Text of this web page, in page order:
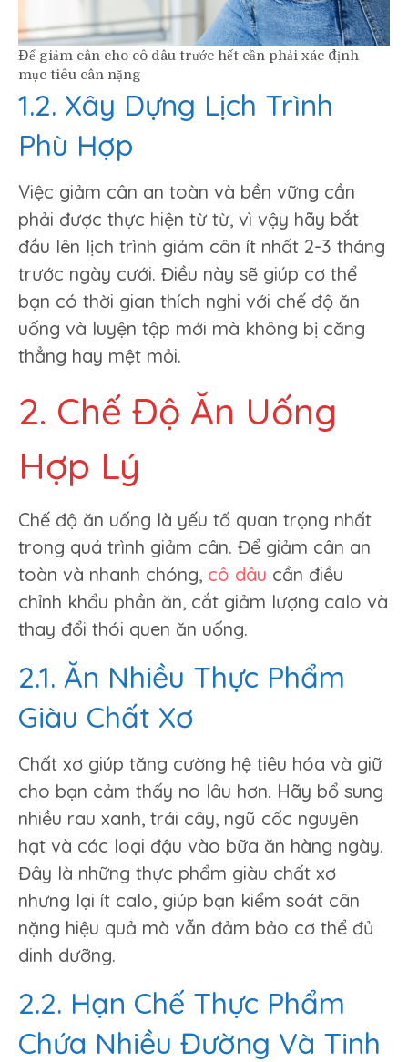
Để giảm cân cho cô dâu trước hết cần phải xác định
mục tiêu cân nặng
1.2. Xây Dựng Lịch Trình
Phù Hợp
Việc giảm cân an toàn và bền vững cần
phải được thực hiện từ từ, vì vậy hãy bắt
đầu lên lịch trình giảm cân ít nhất 2-3 tháng
trước ngày cưới. Điều này sẽ giúp cơ thể
bạn có thời gian thích nghi với chế độ ăn
uống và luyện tập mới mà không bị căng
thẳng hay mệt mỏi.
2. Chế Độ Ăn Uống
Hợp Lý
Chế độ ăn uống là yếu tố quan trọng nhất
trong quá trình giảm cân. Để giảm cân an
toàn và nhanh chóng, cô dâu cần điều
chỉnh khẩu phần ăn, cắt giảm lượng calo và
thay đổi thói quen ăn uống.
2.1. Ăn Nhiều Thực Phẩm
Giàu Chất Xơ
Chất xơ giúp tăng cường hệ tiêu hóa và giữ
cho bạn cảm thấy no lâu hơn. Hãy bổ sung
nhiều rau xanh, trái cây, ngũ cốc nguyên
hạt và các loại đậu vào bữa ăn hàng ngày.
Đây là những thực phẩm giàu chất xơ
nhưng lại ít calo, giúp bạn kiểm soát cân
nặng hiệu quả mà vẫn đảm bảo cơ thể đủ
dinh dưỡng.
2.2. Hạn Chế Thực Phẩm
Chứa Nhiều Đường Và Tinh